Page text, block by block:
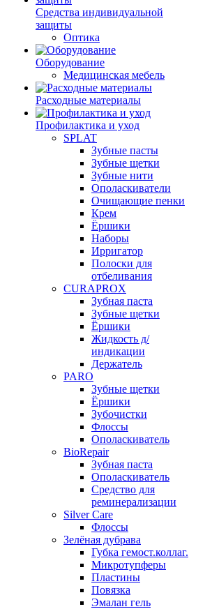
Средства индивидуальной
защиты
Оптика
Оборудование
Медицинская мебель
Расходные материалы
Профилактика и уход
SPLAT
Зубные пасты
Зубные щетки
Зубные нити
Ополаскиватели
Очищающие пенки
Крем
Ёршики
Наборы
Ирригатор
Полоски для
отбеливания
CURAPROX
Зубная паста
Зубные щетки
Ёршики
Жидкость д/
индикации
Держатель
PARO
Зубные щетки
Ёршики
Зубочистки
Флоссы
Ополаскиватель
BioRepair
Зубная паста
Ополаскиватель
Средство для
реминерализации
Silver Care
Флоссы
Зелёная дубрава
Губка гемост.коллаг.
Микротупферы
Пластины
Повязка
Эмалан гель